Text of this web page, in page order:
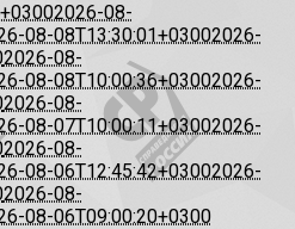
2026-08-
08-08T13:30:01+03002026-
2026-08-
08-08T10:00:36+03002026-
2026-08-
08-07T10:00:11+03002026-
2026-08-
08-06T12:45:42+03002026-
2026-08-
08-06T09:00:20+0300